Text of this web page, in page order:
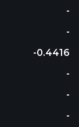
-
-
-0.4416
-
-
-